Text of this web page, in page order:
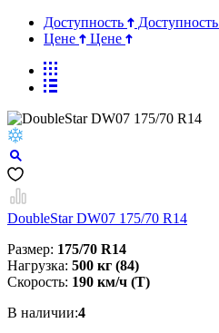
Доступность
Доступность
Цене
Цене
DoubleStar DW07 175/70 R14
Размер: 175/70 R14
Нагрузка: 500 кг (84)
Скорость: 190 км/ч (T)
В наличии:4